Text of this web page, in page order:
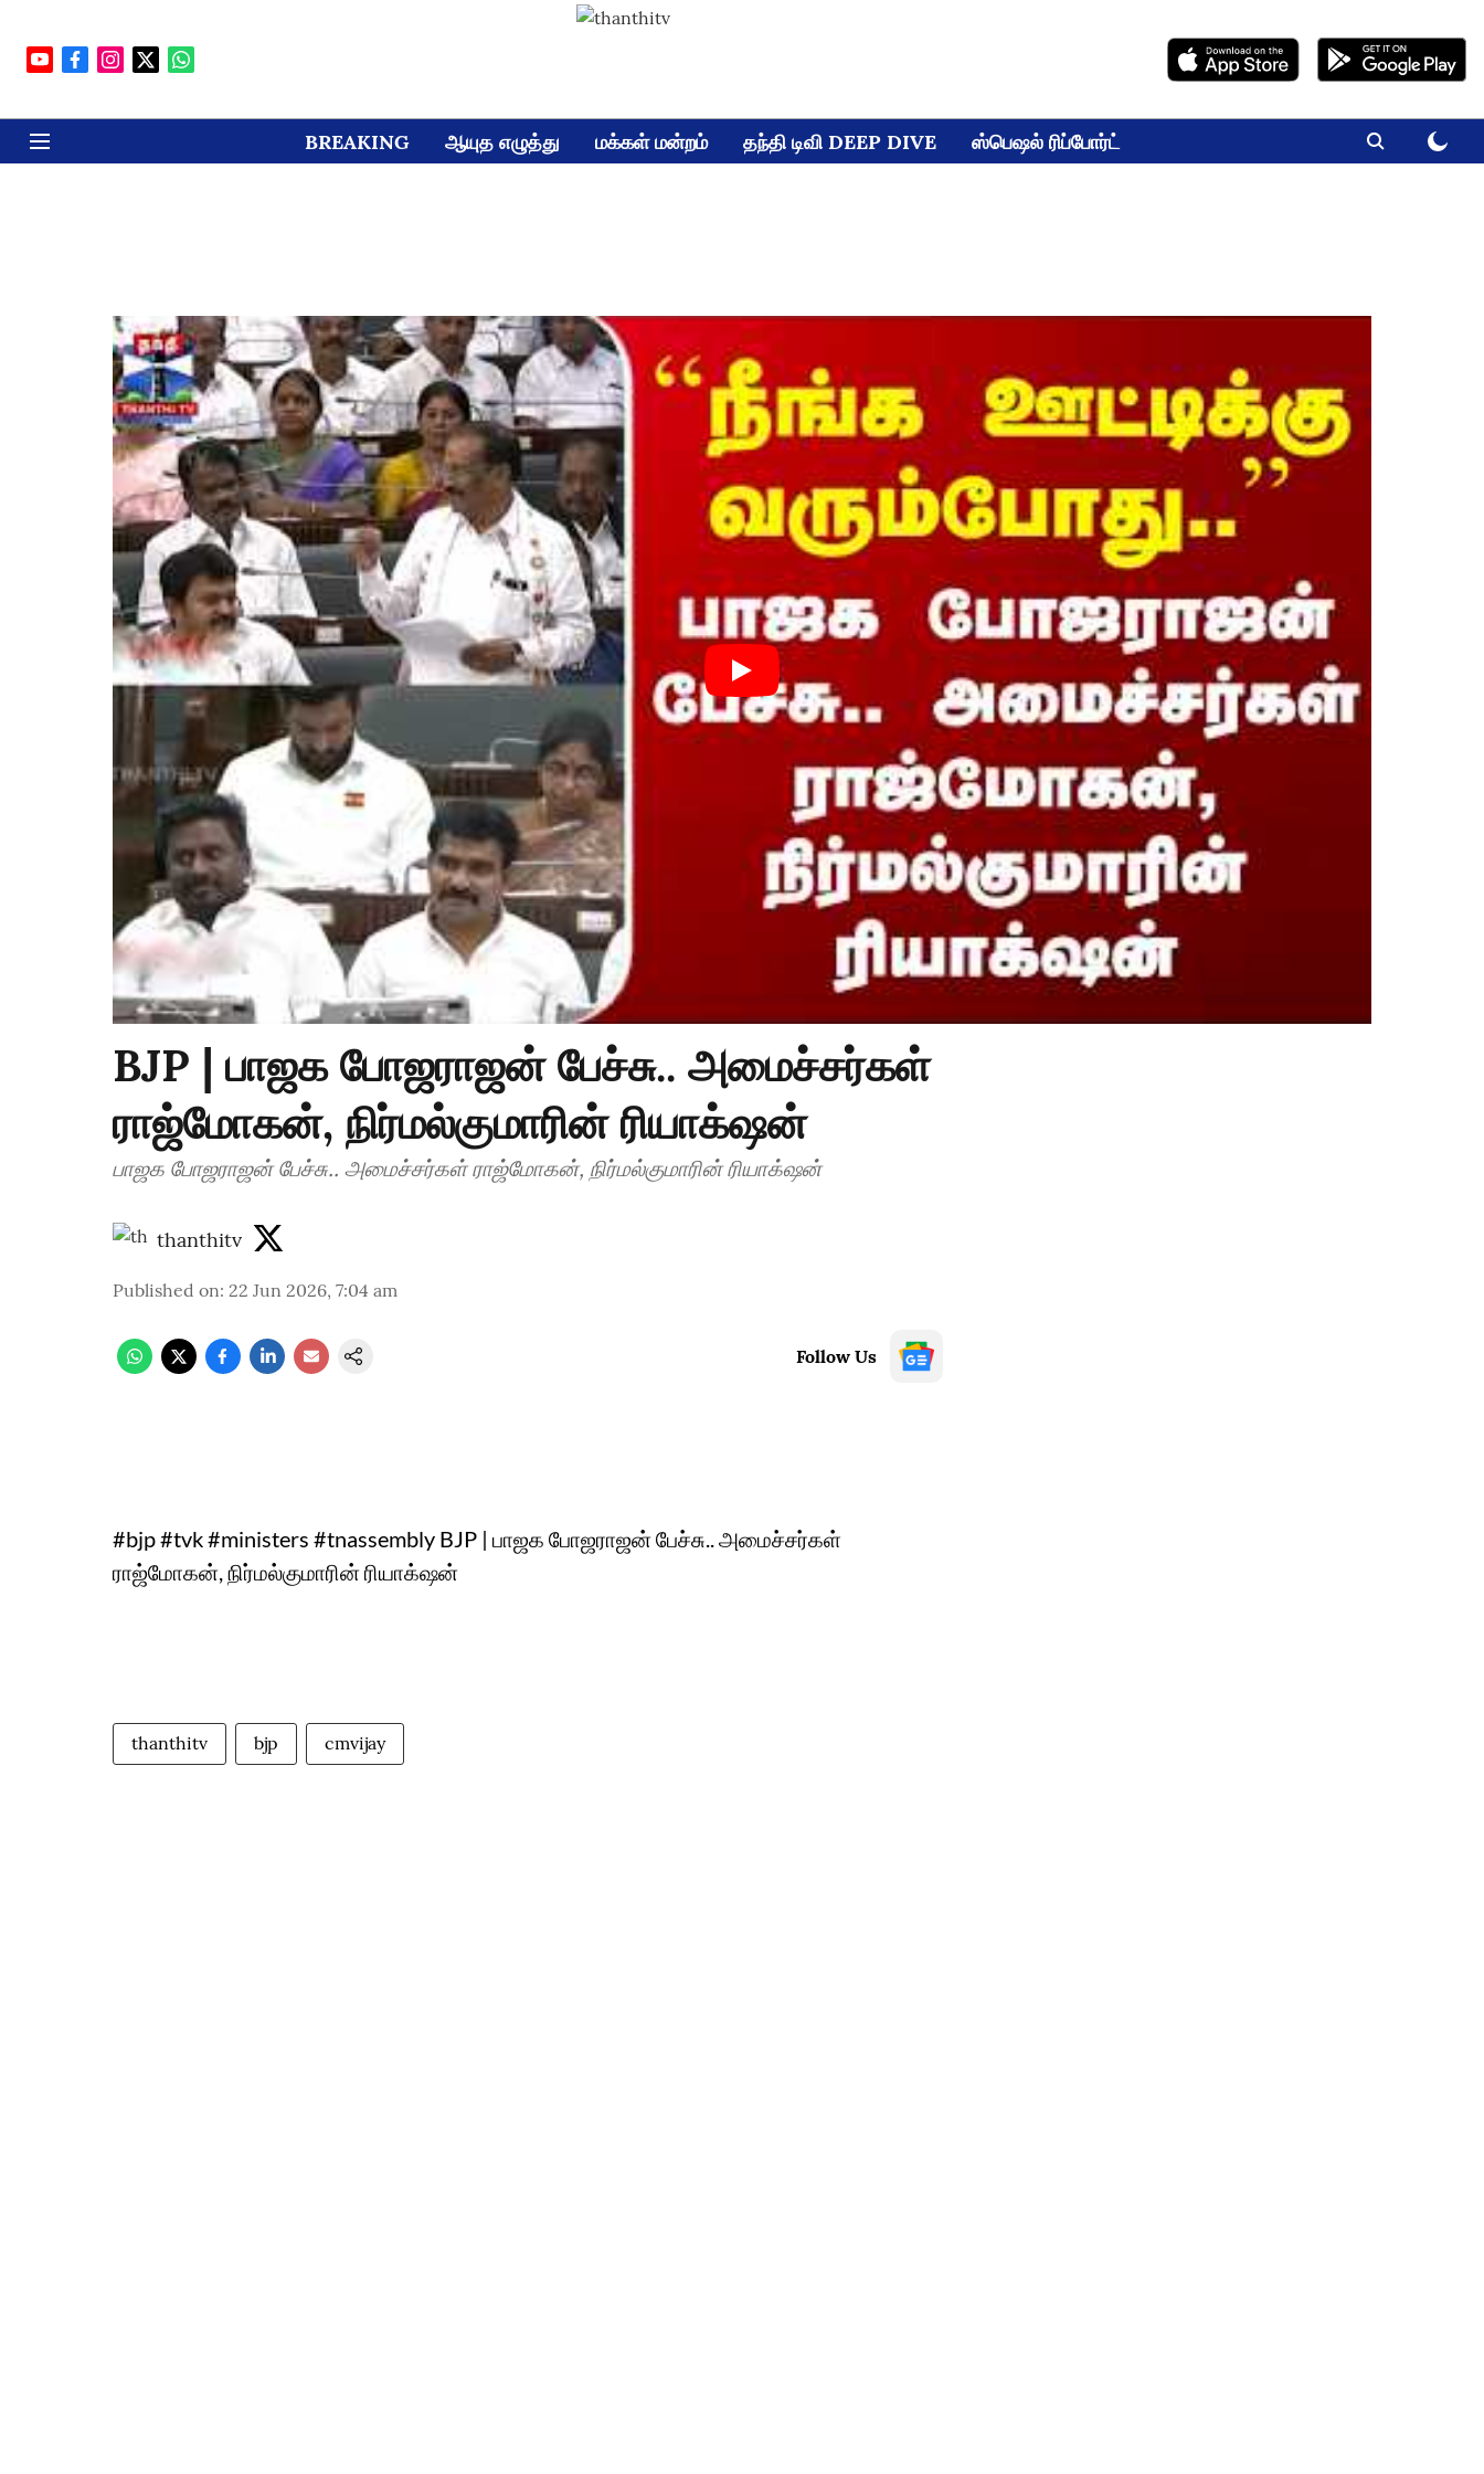
BREAKING ஆயுத எழுத்து மக்கள் மன்றம் தந்தி டிவி DEEP DIVE ஸ்பெஷல் ரிப்போர்ட்
BJP | பாஜக போஜராஜன் பேச்சு.. அமைச்சர்கள்
ராஜ்மோகன், நிர்மல்குமாரின் ரியாக்‌ஷன்
பாஜக போஜராஜன் பேச்சு.. அமைச்சர்கள் ராஜ்மோகன், நிர்மல்குமாரின் ரியாக்‌ஷன்
thanthitv
Published on: 22 Jun 2026, 7:04 am
Follow Us
#bjp #tvk #ministers #tnassembly BJP | பாஜக போஜராஜன் பேச்சு.. அமைச்சர்கள்
ராஜ்மோகன், நிர்மல்குமாரின் ரியாக்‌ஷன்
thanthitv bjp cmvijay